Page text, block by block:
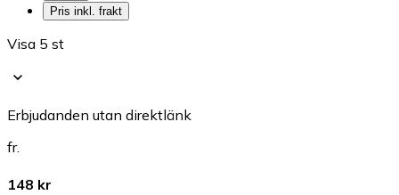
Pris inkl. frakt
Visa 5 st
Erbjudanden utan direktlänk
fr.
148 kr